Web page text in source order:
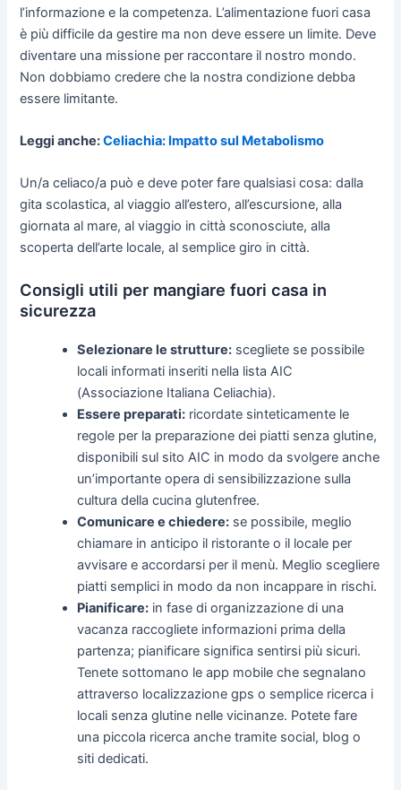
l’informazione e la competenza. L’alimentazione fuori casa
è più difficile da gestire ma non deve essere un limite. Deve
diventare una missione per raccontare il nostro mondo.
Non dobbiamo credere che la nostra condizione debba
essere limitante.
Leggi anche:Celiachia: Impatto sul Metabolismo
Un/a celiaco/a può e deve poter fare qualsiasi cosa: dalla
gita scolastica, al viaggio all’estero, all’escursione, alla
giornata al mare, al viaggio in città sconosciute, alla
scoperta dell’arte locale, al semplice giro in città.
Consigli utili per mangiare fuori casa in
sicurezza
Selezionare le strutture: scegliete se possibile
locali informati inseriti nella lista AIC
(Associazione Italiana Celiachia).
Essere preparati: ricordate sinteticamente le
regole per la preparazione dei piatti senza glutine,
disponibili sul sito AIC in modo da svolgere anche
un’importante opera di sensibilizzazione sulla
cultura della cucina glutenfree.
Comunicare e chiedere: se possibile, meglio
chiamare in anticipo il ristorante o il locale per
avvisare e accordarsi per il menù. Meglio scegliere
piatti semplici in modo da non incappare in rischi.
Pianificare: in fase di organizzazione di una
vacanza raccogliete informazioni prima della
partenza; pianificare significa sentirsi più sicuri.
Tenete sottomano le app mobile che segnalano
attraverso localizzazione gps o semplice ricerca i
locali senza glutine nelle vicinanze. Potete fare
una piccola ricerca anche tramite social, blog o
siti dedicati.